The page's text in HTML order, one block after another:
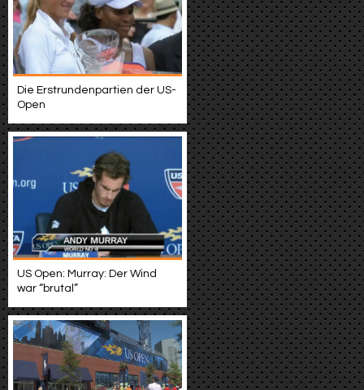
Die Erstrundenpartien der US-
Open
US Open: Murray: Der Wind
war “brutal”